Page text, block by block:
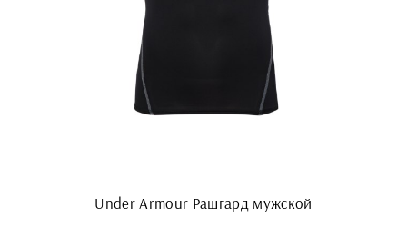
Under Armour Рашгард мужской